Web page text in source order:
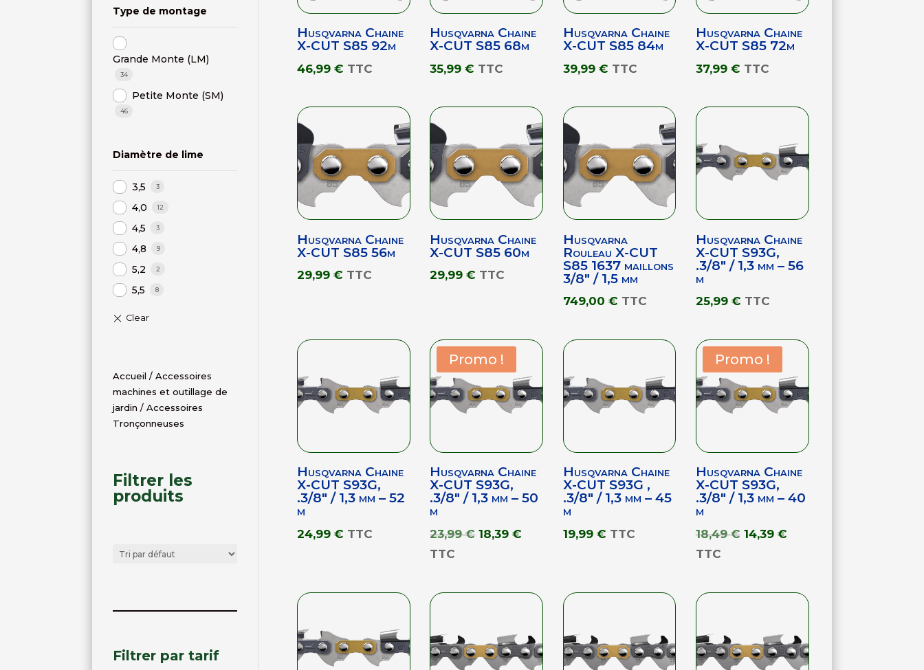
Type de montage
Grande Monte (LM)
34
Petite Monte (SM)
46
Diamètre de lime
3,5 3
4,0 12
4,5 3
4,8 9
5,2 2
5,5 8
Accueil /Accessoires
machines et outillage de
jardin / Accessoires
Tronçonneuses
Filtrer les
produits
Filtrer par tarif
Husqvarna Chaine
X-CUT S85 92m
46,99€ TTC
Husqvarna Chaine
X-CUT S85 68m
35,99€ TTC
Husqvarna Chaine
X-CUT S85 84m
39,99 € TTC
Husqvarna Chaine
X-CUT S85 72m
37,99 € TTC
Husqvarna Chaine
X-CUT S85 56m
29,99€ TTC
Husqvarna Chaine
X-CUT S85 60m
29,99€ TTC
Husqvarna
Rouleau X-CUT
S85 1637 maillons
3/8″ / 1,5 mm
749,00 € TTC
Husqvarna Chaine
X-CUT S93G,
.3/8″ / 1,3 mm – 56
m
25,99 € TTC
Husqvarna Chaine
X-CUT S93G,
.3/8″ / 1,3 mm – 52
m
24,99€ TTC
Promo !
Husqvarna Chaine
X-CUT S93G,
.3/8″ / 1,3 mm – 50
m
23,99€ Le
était :
18,39€
est :
18,39 €.
TTC
Husqvarna Chaine
X-CUT S93G ,
.3/8″ / 1,3 mm – 45
m
19,99 € TTC
Promo !
Husqvarna Chaine
X-CUT S93G,
.3/8″ / 1,3 mm – 40
m
18,49€ Le
était :
14,39 €Le
est :
14,39 €.
TTC